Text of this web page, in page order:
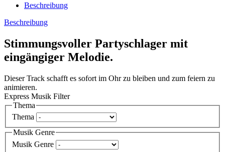
Beschreibung
Beschreibung
Stimmungsvoller Partyschlager mit
eingängiger Melodie.
Dieser Track schafft es sofort im Ohr zu bleiben und zum feiern zu
animieren.
Express Musik Filter
Thema
Thema
Musik Genre
Musik Genre